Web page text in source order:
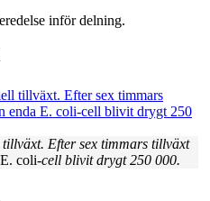
inför delning.
Efter sex timmars tillväxt
E. coli-cell blivit drygt 250 000.